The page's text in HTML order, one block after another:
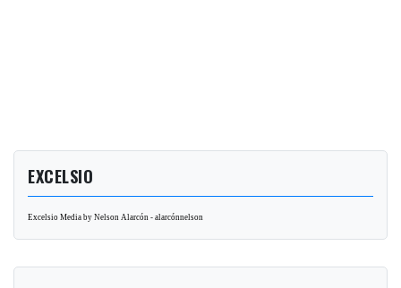
EXCELSIO
Excelsio Media by Nelson Alarcón - alarcónnelson